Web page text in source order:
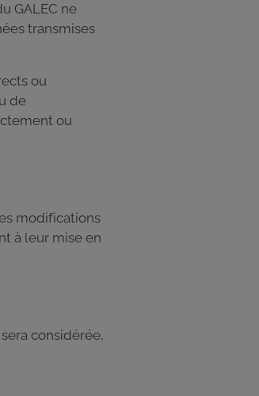
GALEC ne
transmises
ou
de
ou
modifications
à leur mise en
considérée,